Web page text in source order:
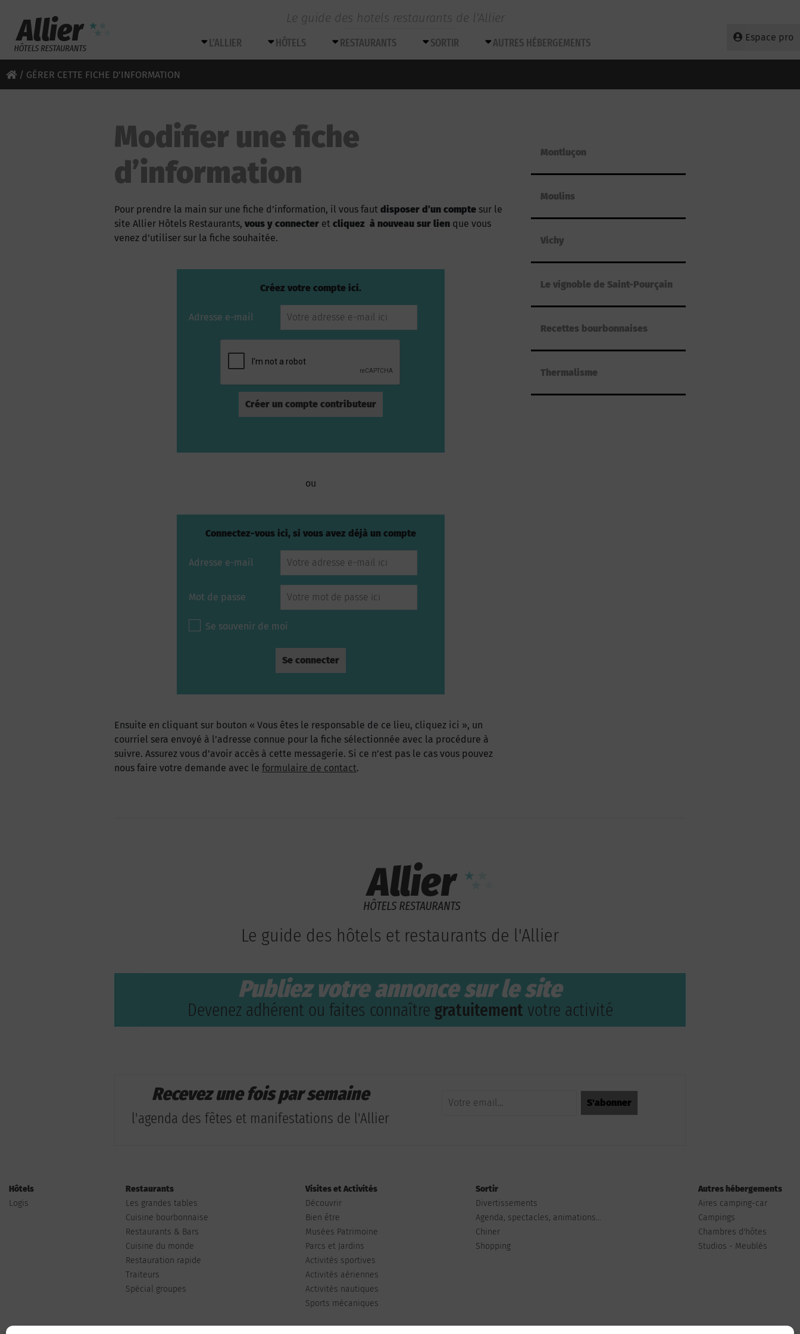
Le guide des hotels restaurants de l’Allier
Espace pro
L’ALLIER HÔTELS RESTAURANTS SORTIR AUTRES HÉBERGEMENTS
/ GÉRER CETTE FICHE D’INFORMATION
Modifier une fiche
d’information
Pour prendre la main sur une fiche d’information, il vous faut disposer d’un compte sur le
site Allier Hôtels Restaurants, vous y connecter et cliquez à nouveau sur lien que vous
venez d’utiliser sur la fiche souhaitée.
Créez votre compte ici.
Adresse e-mail
ou
Connectez-vous ici, si vous avez déjà un compte
Adresse e-mail
Mot de passe
Se souvenir de moi
Ensuite en cliquant sur bouton « Vous êtes le responsable de ce lieu, cliquez ici », un
courriel sera envoyé à l’adresse connue pour la fiche sélectionnée avec la procédure à
suivre. Assurez vous d’avoir accès à cette messagerie. Si ce n’est pas le cas vous pouvez
nous faire votre demande avec le formulaire de contact.
Montluçon
Moulins
Vichy
Le vignoble de Saint-Pourçain
Recettes bourbonnaises
Thermalisme
Le guide des hôtels et restaurants de l'Allier
Publiez votre annonce sur le site
Devenez adhérent ou faites connaître gratuitement votre activité
Recevez une fois par semaine
l'agenda des fêtes et manifestations de l'Allier
Hôtels
Logis
Restaurants
Les grandes tables
Cuisine bourbonnaise
Restaurants & Bars
Cuisine du monde
Restauration rapide
Traiteurs
Spécial groupes
Visites et Activités
Découvrir
Bien être
Musées Patrimoine
Parcs et Jardins
Activités sportives
Activités aériennes
Activités nautiques
Sports mécaniques
Sortir
Divertissements
Agenda, spectacles, animations...
Chiner
Shopping
Autres hébergements
Aires camping-car
Campings
Chambres d'hôtes
Studios - Meublés